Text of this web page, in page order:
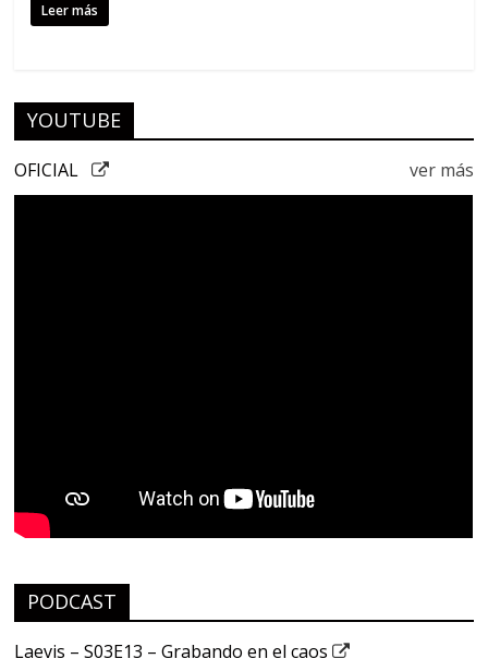
Leer más
YOUTUBE
ver más
OFICIAL
PODCAST
Laevis – S03E13 – Grabando en el caos